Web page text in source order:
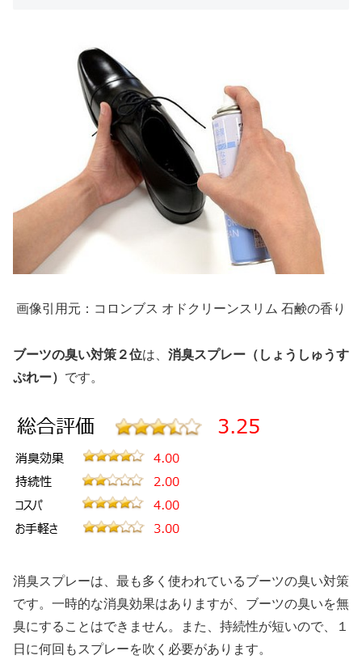
画像引用元：コロンブス オドクリーンスリム 石鹸の香り
ブーツの臭い対策２位は、 消臭スプレー（しょうしゅうす
ぷれー） です。
消臭スプレーは、最も多く使われているブーツの臭い対策
です。一時的な消臭効果はありますが、ブーツの臭いを無
臭にすることはできません。また、持続性が短いので、１
日に何回もスプレーを吹く必要があります。